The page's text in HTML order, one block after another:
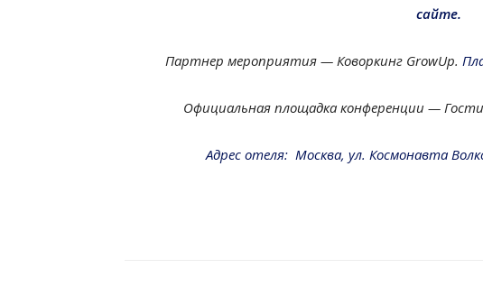
сайте.
Партнер мероприятия — Коворкинг GrowUp.
Официальная площадка конференции —
Адрес отеля: Москва, ул. Космонавта